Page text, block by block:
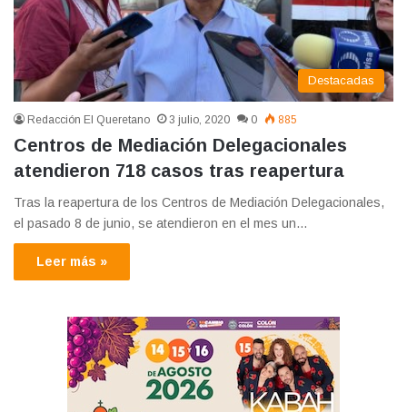
Destacadas
Redacción El Queretano 3 julio, 2020 0 885
Centros de Mediación Delegacionales
atendieron 718 casos tras reapertura
Tras la reapertura de los Centros de Mediación Delegacionales,
el pasado 8 de junio, se atendieron en el mes un…
Leer más »